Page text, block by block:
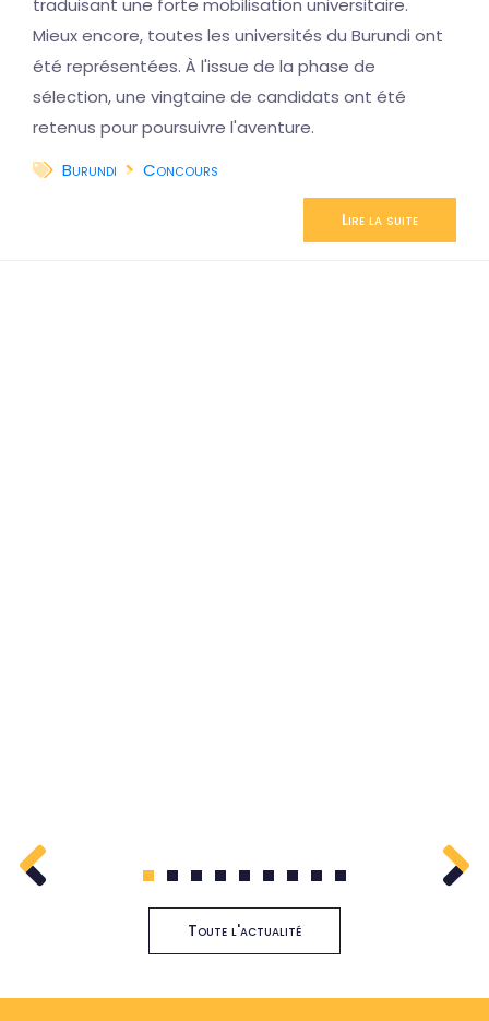
traduisant une forte mobilisation universitaire.
Mieux encore, toutes les universités du Burundi ont
été représentées. À l'issue de la phase de
sélection, une vingtaine de candidats ont été
retenus pour poursuivre l'aventure.
Burundi
Concours
Lire la suite
1 2 3 4 5 6 7 8 9
Toute l'actualité